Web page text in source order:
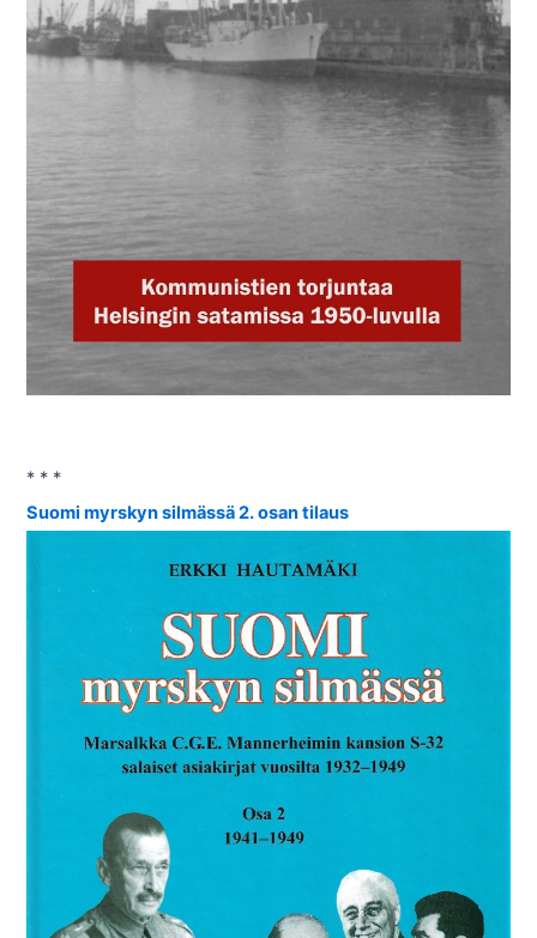
* * *
Suomi myrskyn silmässä 2. osan tilaus